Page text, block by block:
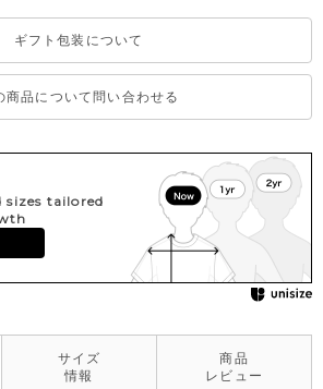
ございます。淡色のものとの組み合わせ
意ください。
洗い後はタオルで軽く水気を取り、形を
ギフト包装について
商品について問い合わせる
sizes tailored
サイズ
情報
商品
レビュー